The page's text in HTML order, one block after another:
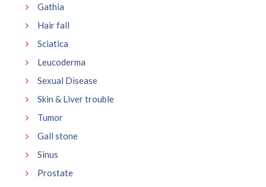
Gathia
Hair fall
Sciatica
Leucoderma
Sexual Disease
Skin & Liver trouble
Tumor
Gall stone
Sinus
Prostate